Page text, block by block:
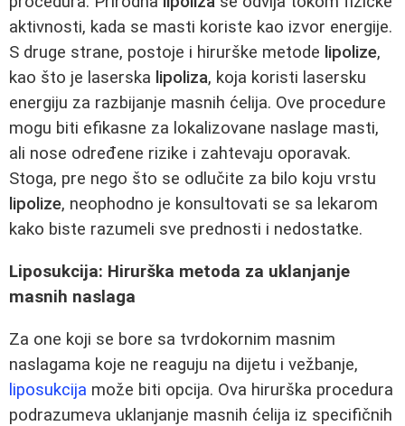
aktivnosti, kada se masti koriste kao izvor energije.
S druge strane, postoje i hirurške metode lipolize,
kao što je laserska lipoliza, koja koristi lasersku
energiju za razbijanje masnih ćelija. Ove procedure
mogu biti efikasne za lokalizovane naslage masti,
ali nose određene rizike i zahtevaju oporavak.
Stoga, pre nego što se odlučite za bilo koju vrstu
lipolize, neophodno je konsultovati se sa lekarom
kako biste razumeli sve prednosti i nedostatke.
Liposukcija: Hirurška metoda za uklanjanje
masnih naslaga
Za one koji se bore sa tvrdokornim masnim
naslagama koje ne reaguju na dijetu i vežbanje,
liposukcija može biti opcija. Ova hirurška procedura
podrazumeva uklanjanje masnih ćelija iz specifičnih